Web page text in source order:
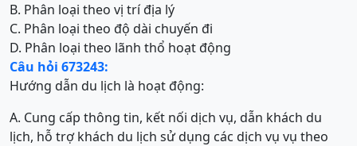
B. Phân loại theo vị trí địa lý
C. Phân loại theo độ dài chuyến đi
D. Phân loại theo lãnh thổ hoạt động
Câu hỏi 673243:
Hướng dẫn du lịch là hoạt động:
A. Cung cấp thông tin, kết nối dịch vụ, dẫn khách du
lịch, hỗ trợ khách du lịch sử dụng các dịch vụ vụ theo